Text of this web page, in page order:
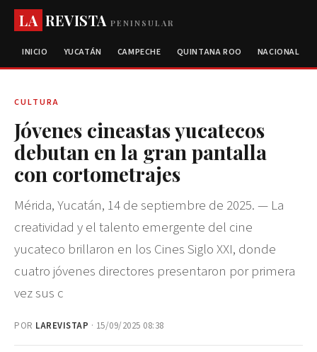
LA REVISTAPENINSULAR
INICIO YUCATÁN CAMPECHE QUINTANA ROO NACIONAL
CULTURA
Jóvenes cineastas yucatecos
debutan en la gran pantalla
con cortometrajes
Mérida, Yucatán, 14 de septiembre de 2025. — La
creatividad y el talento emergente del cine
yucateco brillaron en los Cines Siglo XXI, donde
cuatro jóvenes directores presentaron por primera
vez sus c
POR LAREVISTAP · 15/09/2025 08:38